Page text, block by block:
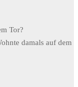
Tor?
damals auf dem